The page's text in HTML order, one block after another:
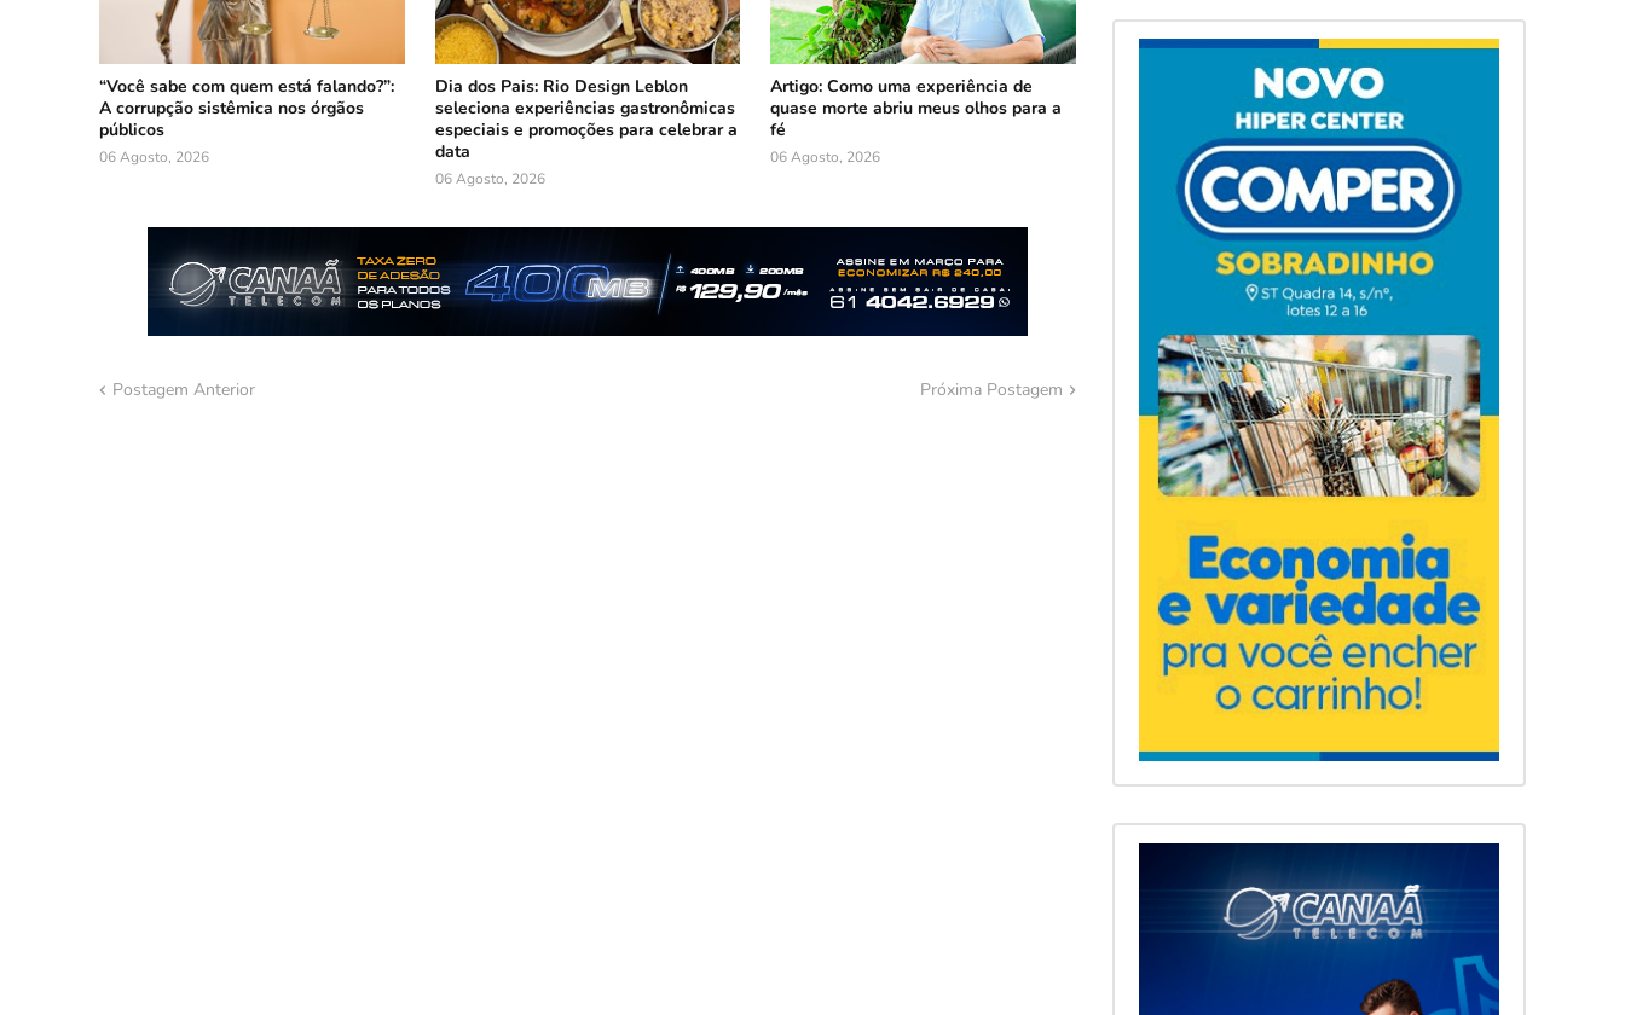
“Você sabe com quem está falando?”:
A corrupção sistêmica nos órgãos
públicos
06 Agosto, 2026
Dia dos Pais: Rio Design Leblon
seleciona experiências gastronômicas
especiais e promoções para celebrar a
data
06 Agosto, 2026
Artigo: Como uma experiência de
quase morte abriu meus olhos para a
fé
06 Agosto, 2026
Postagem Anterior Próxima Postagem